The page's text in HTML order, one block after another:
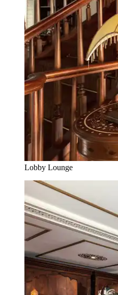
Lobby Lounge